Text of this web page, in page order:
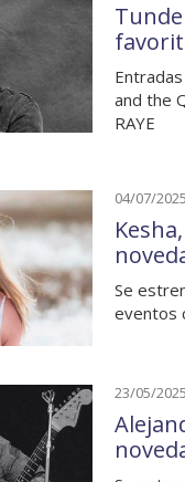
and the
RAYE
04/07/2025
Se
eventos
23/05/2025